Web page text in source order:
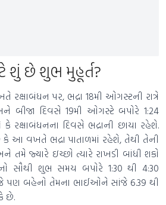
શું છે શુભ મુહૂર્ત?
પર, ભદ્રા 18મી ઓગસ્ટની રાત્રે
બીજા દિવસે 19મી ઓગસ્ટે બપોરે 1:24
રક્ષાબંધનના દિવસે ભદ્રાની છાયા રહેશે.
કે આ વખતે ભદ્રા પાતાળમાં રહેશે, તેથી તેની
જ્યારે ઇચ્છો ત્યારે રાખડી બાંધી શકો
સૌથી શુભ સમય બપોરે 1:30 થી 4:30
પણ બહેનો તેમના ભાઈઓને સાંજે 6.39 થી
છે.